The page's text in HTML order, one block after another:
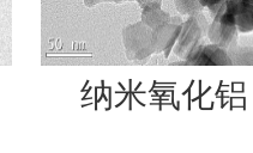
纳米氧化铝